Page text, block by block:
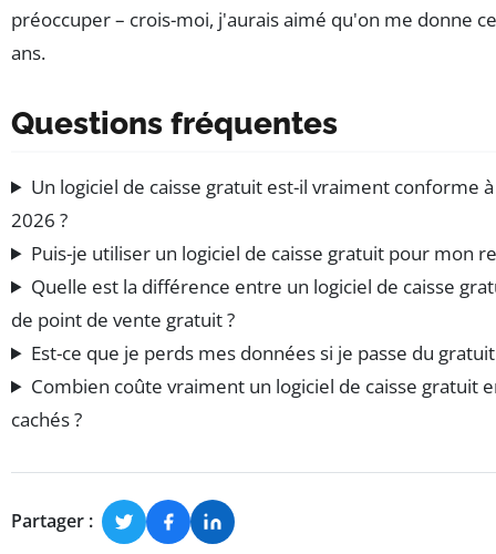
préoccuper – crois-moi, j'aurais aimé qu'on me donne
ans.
Questions fréquentes
Un logiciel de caisse gratuit est-il vraiment conforme
2026 ?
Puis-je utiliser un logiciel de caisse gratuit pour mon
Quelle est la différence entre un logiciel de caisse
de point de vente gratuit ?
Est-ce que je perds mes données si je passe du
Combien coûte vraiment un logiciel de caisse gratuit
cachés ?
Partager :